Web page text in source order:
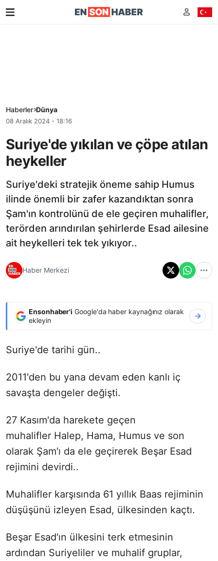
Haberler Dünya
08 Aralık 2024 - 18:16
Suriye'de yıkılan ve çöpe atılan
heykeller
Suriye'deki stratejik öneme sahip Humus
ilinde önemli bir zafer kazandıktan sonra
Şam'ın kontrolünü de ele geçiren muhalifler,
terörden arındırılan şehirlerde Esad ailesine
ait heykelleri tek tek yıkıyor..
Haber Merkezi
Ensonhaber'i Google'da haber kaynağınız olarak
ekleyin
Suriye'de tarihi gün..
2011'den bu yana devam eden kanlı iç
savaşta dengeler değişti.
27 Kasım'da harekete geçen
muhalifler Halep, Hama, Humus ve son
olarak Şam'ı da ele geçirerek Beşar Esad
rejimini devirdi..
Muhalifler karşısında 61 yıllık Baas rejiminin
düşüşünü izleyen Esad, ülkesinden kaçtı.
Beşar Esad'ın ülkesini terk etmesinin
ardından Suriyeliler ve muhalif gruplar,